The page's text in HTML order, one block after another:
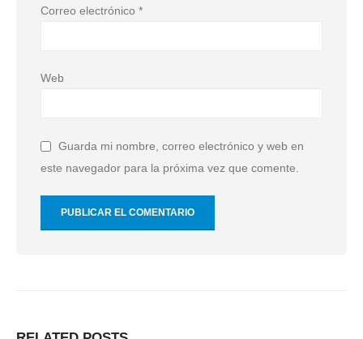
Correo electrónico *
Web
Guarda mi nombre, correo electrónico y web en
este navegador para la próxima vez que comente.